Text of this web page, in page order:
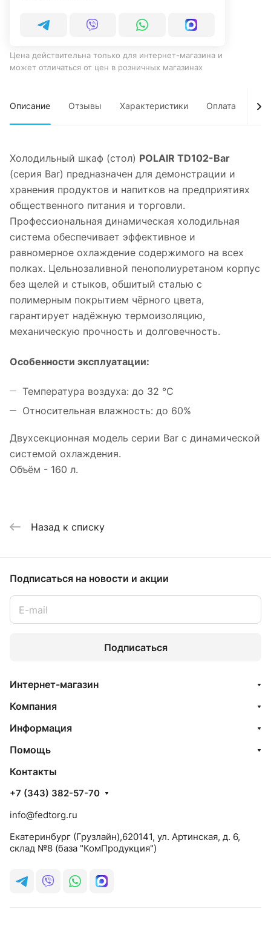
Цена действительна только для интернет-магазина и
может отличаться от цен в розничных магазинах
Описание Отзывы Характеристики Оплата
Холодильный шкаф (стол) POLAIR TD102-Bar
(серия Bar) предназначен для демонстрации и
хранения продуктов и напитков на предприятиях
общественного питания и торговли.
Профессиональная динамическая холодильная
система обеспечивает эффективное и
равномерное охлаждение содержимого на всех
полках. Цельнозаливной пенополиуретаном корпус
без щелей и стыков, обшитый сталью с
полимерным покрытием чёрного цвета,
гарантирует надёжную термоизоляцию,
механическую прочность и долговечность.
Особенности эксплуатации:
Температура воздуха: до 32 °С
Относительная влажность: до 60%
Двухсекционная модель серии Bar с динамической
системой охлаждения.
Объём - 160 л.
Назад к списку
Подписаться на новости и акции
Подписаться
Интернет-магазин
Компания
Информация
Помощь
Контакты
+7 (343) 382-57-70
info@fedtorg.ru
Екатеринбург (Грузлайн),620141, ул. Артинская, д. 6,
склад №8 (база "КомПродукция")